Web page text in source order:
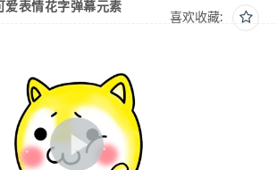
喜欢收藏:
爱表情花字弹幕元素